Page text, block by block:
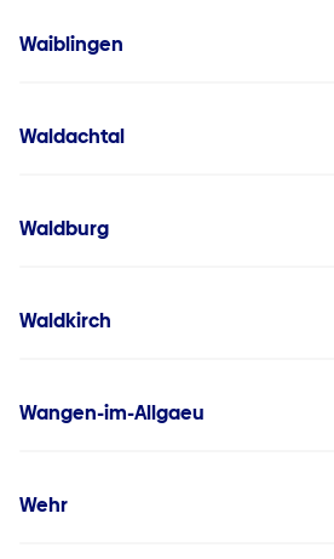
Waiblingen
Waldachtal
Waldburg
Waldkirch
Wangen-im-Allgaeu
Wehr